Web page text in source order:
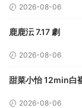
2026-08-06
鹿鹿沄 7.17 劇
2026-08-06
甜菜小怡 12min白
2026-08-06